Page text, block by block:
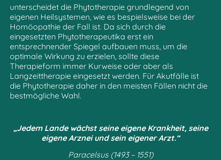
unterscheidet die Phytotherapie grundlegend von
eigenen Heilsystemen, wie es bespielsweise bei der
Homöopathie der Fall ist. Da sich durch die
eingesetzten Phytotherapeutika erst ein
entsprechnender Spiegel aufbauen muss, um die
optimale Wirkung zu erzielen, sollte diese
Therapieform immer Kurweise oder aber als
Langzeittherapie eingesetzt werden. Für Akutfälle ist
die Phytotherapie daher in den meisten Fällen nicht die
bestmögliche Wahl.
„Jedem Lande wächst seine eigene Krankheit, seine
eigene Arznei und sein eigener Arzt.“
Paracelsus (1493 – 1551)